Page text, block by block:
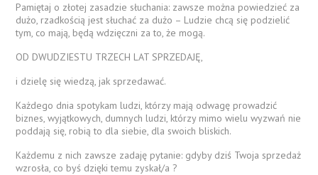
Pamiętaj o złotej zasadzie słuchania: zawsze można powiedzieć za
dużo, rzadkością jest słuchać za dużo – Ludzie chcą się podzielić
tym, co mają, będą wdzięczni za to, że mogą.
OD DWUDZIESTU TRZECH LAT SPRZEDAJĘ,
i dzielę się wiedzą, jak sprzedawać.
Każdego dnia spotykam ludzi, którzy mają odwagę prowadzić
biznes, wyjątkowych, dumnych ludzi, którzy mimo wielu wyzwań nie
poddają się, robią to dla siebie, dla swoich bliskich.
Każdemu z nich zawsze zadaję pytanie: gdyby dziś Twoja sprzedaż
wzrosła, co byś dzięki temu zyskał/a ?